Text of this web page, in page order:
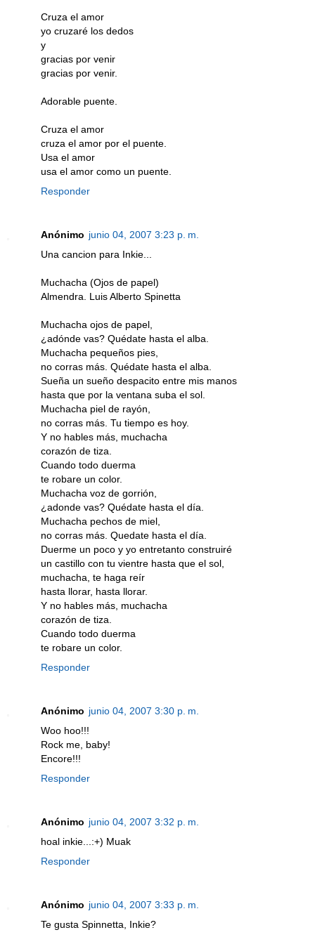
Cruza el amor
yo cruzaré los dedos
y
gracias por venir
gracias por venir.
Adorable puente.
Cruza el amor
cruza el amor por el puente.
Usa el amor
usa el amor como un puente.
Responder
Anónimo junio 04, 2007 3:23 p. m.
Una cancion para Inkie...
Muchacha (Ojos de papel)
Almendra. Luis Alberto Spinetta
Muchacha ojos de papel,
¿adónde vas? Quédate hasta el alba.
Muchacha pequeños pies,
no corras más. Quédate hasta el alba.
Sueña un sueño despacito entre mis manos
hasta que por la ventana suba el sol.
Muchacha piel de rayón,
no corras más. Tu tiempo es hoy.
Y no hables más, muchacha
corazón de tiza.
Cuando todo duerma
te robare un color.
Muchacha voz de gorrión,
¿adonde vas? Quédate hasta el día.
Muchacha pechos de miel,
no corras más. Quedate hasta el día.
Duerme un poco y yo entretanto construiré
un castillo con tu vientre hasta que el sol,
muchacha, te haga reír
hasta llorar, hasta llorar.
Y no hables más, muchacha
corazón de tiza.
Cuando todo duerma
te robare un color.
Responder
Anónimo junio 04, 2007 3:30 p. m.
Woo hoo!!!
Rock me, baby!
Encore!!!
Responder
Anónimo junio 04, 2007 3:32 p. m.
hoal inkie...:+) Muak
Responder
Anónimo junio 04, 2007 3:33 p. m.
Te gusta Spinnetta, Inkie?